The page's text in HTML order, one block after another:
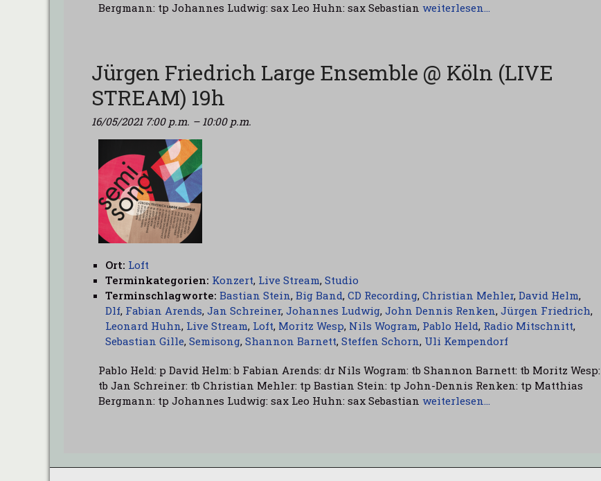
Bergmann: tp Johannes Ludwig: sax Leo Huhn: sax Sebastian weiterlesen…
Jürgen Friedrich Large Ensemble @ Köln (LIVE
STREAM) 19h
16/05/2021 7:00 p.m. – 10:00 p.m.
Ort: Loft
Terminkategorien: Konzert, Live Stream, Studio
Terminschlagworte: Bastian Stein, Big Band, CD Recording, Christian Mehler, David Helm,
Dlf, Fabian Arends, Jan Schreiner, Johannes Ludwig, John Dennis Renken, Jürgen Friedrich,
Leonard Huhn, Live Stream, Loft, Moritz Wesp, Nils Wogram, Pablo Held, Radio Mitschnitt,
Sebastian Gille, Semisong, Shannon Barnett, Steffen Schorn, Uli Kempendorf
Pablo Held: p David Helm: b Fabian Arends: dr Nils Wogram: tb Shannon Barnett: tb Moritz Wesp:
tb Jan Schreiner: tb Christian Mehler: tp Bastian Stein: tp John-Dennis Renken: tp Matthias
Bergmann: tp Johannes Ludwig: sax Leo Huhn: sax Sebastian weiterlesen…